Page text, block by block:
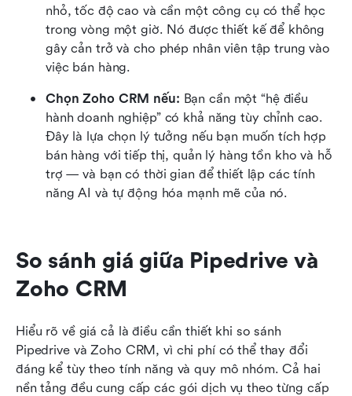
nhỏ, tốc độ cao và cần một công cụ có thể học
trong vòng một giờ. Nó được thiết kế để không
gây cản trở và cho phép nhân viên tập trung vào
việc bán hàng.
Chọn Zoho CRM nếu: Bạn cần một “hệ điều
hành doanh nghiệp” có khả năng tùy chỉnh cao.
Đây là lựa chọn lý tưởng nếu bạn muốn tích hợp
bán hàng với tiếp thị, quản lý hàng tồn kho và hỗ
trợ — và bạn có thời gian để thiết lập các tính
năng AI và tự động hóa mạnh mẽ của nó.
So sánh giá giữa Pipedrive và
Zoho CRM
Hiểu rõ về giá cả là điều cần thiết khi so sánh
Pipedrive và Zoho CRM, vì chi phí có thể thay đổi
đáng kể tùy theo tính năng và quy mô nhóm. Cả hai
nền tảng đều cung cấp các gói dịch vụ theo từng cấp